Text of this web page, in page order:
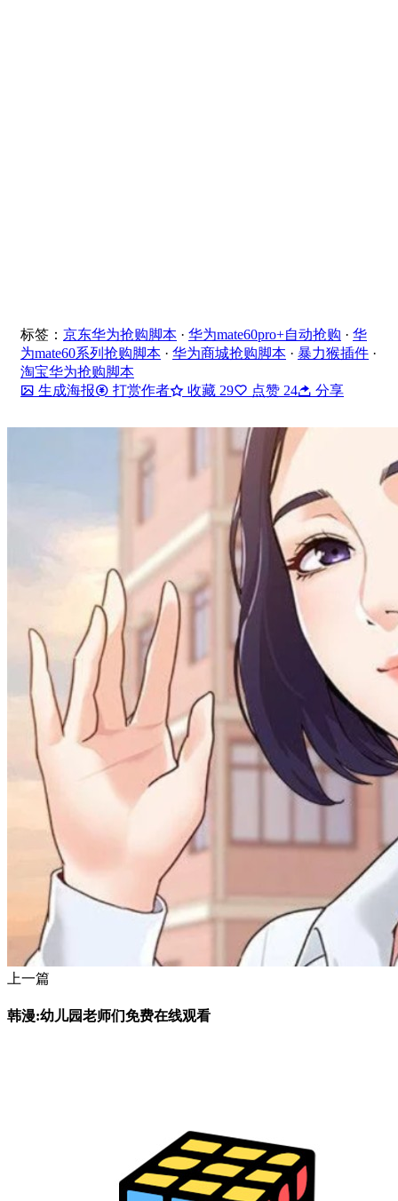
标签： 京东华为抢购脚本 · 华为mate60pro+自动抢购 · 华
为mate60系列抢购脚本 · 华为商城抢购脚本 · 暴力猴插件 ·
淘宝华为抢购脚本
生成海报
打赏作者 收藏 29 点赞 24 分享
上一篇
韩漫:幼儿园老师们免费在线观看